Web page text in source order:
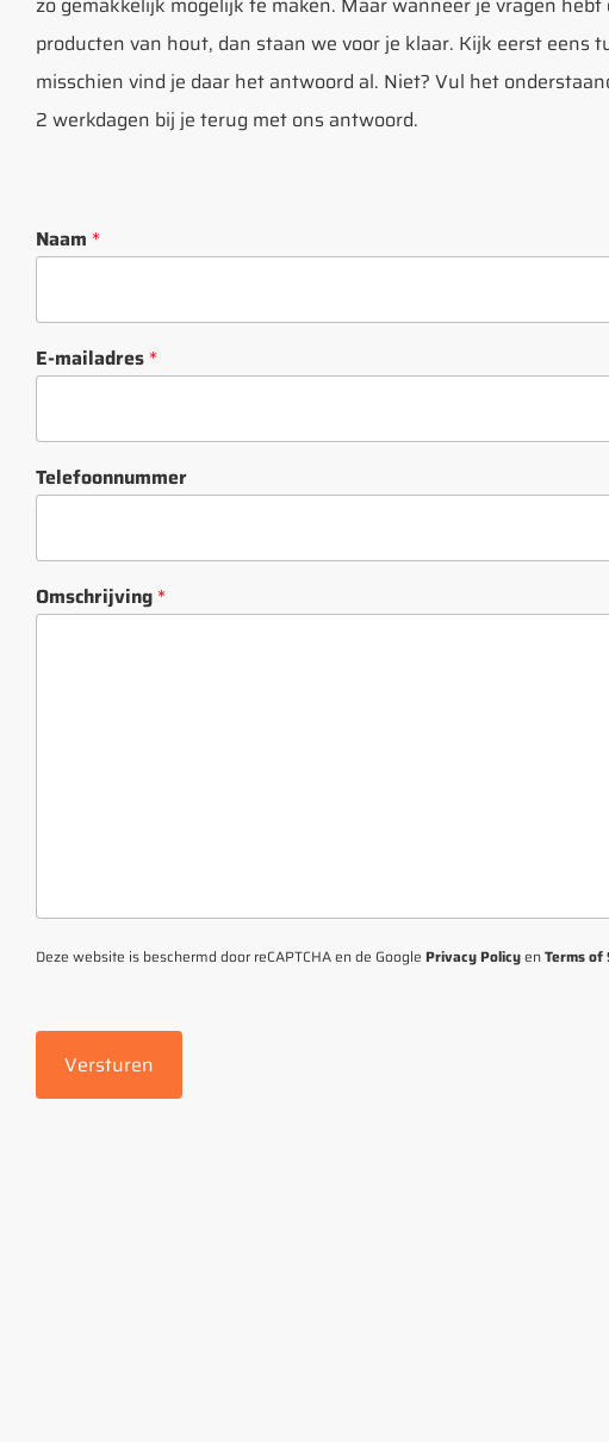
producten van hout, dan staan we voor je klaar. Kijk eerst eens
misschien vind je daar het antwoord al. Niet? Vul het
2 werkdagen bij je terug met ons antwoord.
Naam *
E-mailadres *
Telefoonnummer
Omschrijving *
Deze website is beschermd door reCAPTCHA en de Google Privacy PolicyenTerms of
Versturen